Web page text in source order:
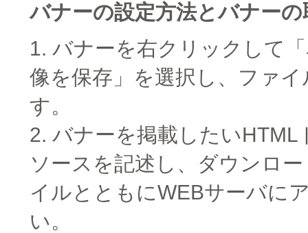
バナーの設定方法とバナー
1. バナーを右クリックして
像を保存」を選択し、ファ
す。
2. バナーを掲載したいHTML
ソースを記述し、ダウンロ
イルとともにWEBサーバに
い。